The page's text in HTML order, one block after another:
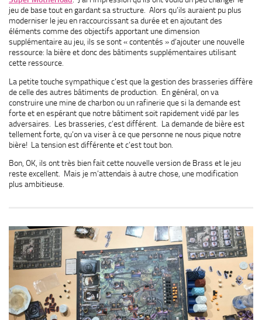
jeu de base tout en gardant sa structure. Alors qu’ils auraient pu plus
moderniser le jeu en raccourcissant sa durée et en ajoutant des
éléments comme des objectifs apportant une dimension
supplémentaire au jeu, ils se sont « contentés » d’ajouter une nouvelle
ressource: la bière et donc des bâtiments supplémentaires utilisant
cette ressource.
La petite touche sympathique c’est que la gestion des brasseries diffère
de celle des autres bâtiments de production. En général, on va
construire une mine de charbon ou un rafinerie que si la demande est
forte et en espérant que notre bâtiment soit rapidement vidé par les
adversaires. Les brasseries, c’est différent. La demande de bière est
tellement forte, qu’on va viser à ce que personne ne nous pique notre
bière! La tension est différente et c’est tout bon.
Bon, OK, ils ont très bien fait cette nouvelle version de Brass et le jeu
reste excellent. Mais je m’attendais à autre chose, une modification
plus ambitieuse.